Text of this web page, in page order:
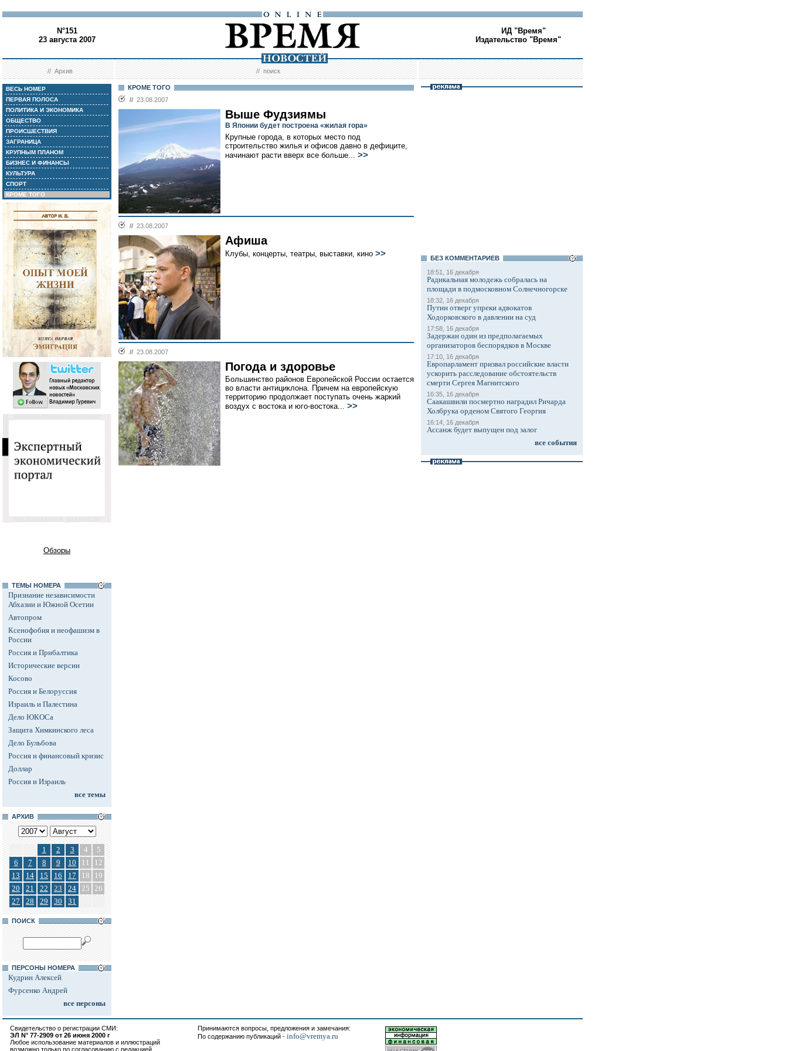
N°151
23 августа 2007
ИД "Время"
Издательство "Время"
//Архив //поиск
ВЕСЬ НОМЕР
ПЕРВАЯ ПОЛОСА
ПОЛИТИКА И ЭКОНОМИКА
ОБЩЕСТВО
ПРОИСШЕСТВИЯ
ЗАГРАНИЦА
КРУПНЫМ ПЛАНОМ
БИЗНЕС И ФИНАНСЫ
КУЛЬТУРА
СПОРТ
КРОМЕ ТОГО
Обзоры
ТЕМЫ НОМЕРА
Признание независимости
Абхазии и Южной Осетии
Автопром
Ксенофобия и неофашизм в
России
Россия и Прибалтика
Исторические версии
Косово
Россия и Белоруссия
Израиль и Палестина
Дело ЮКОСа
Защита Химкинского леса
Дело Бульбова
Россия и финансовый кризис
Доллар
Россия и Израиль
все темы
АРХИВ
1 2 3 4
5
6
7 8 9 10 11
12
13
14 15 16 17 18
19
20
21 22 23 24 25 26
27
28 29 30 31
ПОИСК
ПЕРСОНЫ НОМЕРА
Кудрин Алексей
Фурсенко Андрей
все персоны
КРОМЕ ТОГО
// 23.08.2007
Выше Фудзиямы
В Японии будет построена «жилая гора»
Крупные города, в которых место под
строительство жилья и офисов давно в дефиците,
начинают расти вверх все больше... >>
// 23.08.2007
Афиша
Клубы, концерты, театры, выставки, кино >>
// 23.08.2007
Погода и здоровье
Большинство районов Европейской России остается
во власти антициклона. Причем на европейскую
территорию продолжает поступать очень жаркий
воздух с востока и юго-востока... >>
БЕЗ КОМMЕНТАРИЕВ
18:51, 16 декабря
Радикальная молодежь собралась на
площади в подмосковном Солнечногорске
18:32, 16 декабря
Путин отверг упреки адвокатов
Ходорковского в давлении на суд
17:58, 16 декабря
Задержан один из предполагаемых
организаторов беспорядков в Москве
17:10, 16 декабря
Европарламент призвал российские власти
ускорить расследование обстоятельств
смерти Сергея Магнитского
16:35, 16 декабря
Саакашвили посмертно наградил Ричарда
Холбрука орденом Святого Георгия
16:14, 16 декабря
Ассанж будет выпущен под залог
все события
Свидетельство о регистрации СМИ:
ЭЛ N° 77-2909 от 26 июня 2000 г
Любое использование материалов и иллюстраций
возможно только по согласованию с редакцией
Принимаются вопросы, предложения и замечания:
По содержанию публикаций - info@vremya.ru